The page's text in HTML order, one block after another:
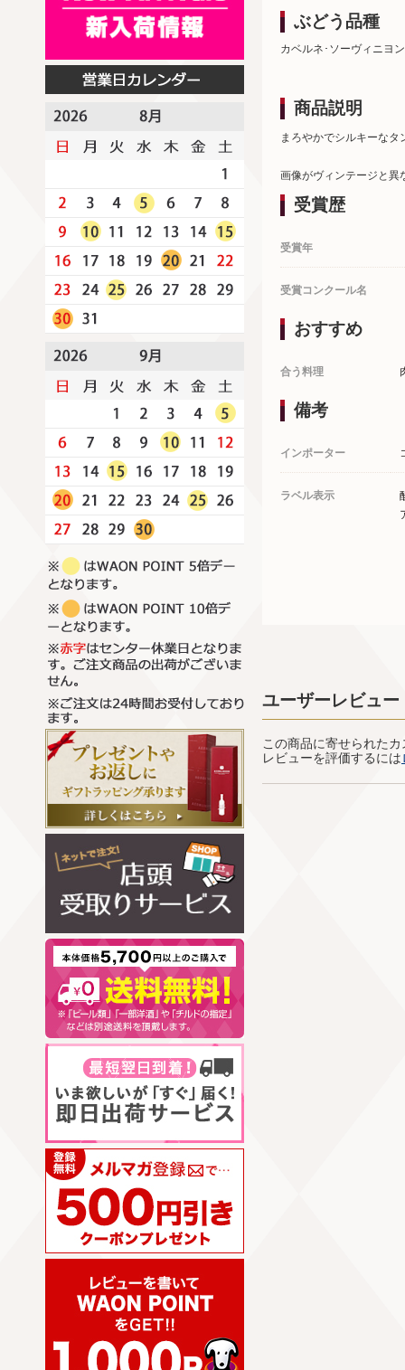
ぶどう品種
カベルネ･ソーヴィニヨ
商品説明
まろやかでシルキーな
画像がヴィンテージと異
受賞歴
受賞年
受賞コンクール名
おすすめ
合う料理
備考
インポーター
ラベル表示
ユーザーレビュー
この商品に寄せられた
レビューを評価するには